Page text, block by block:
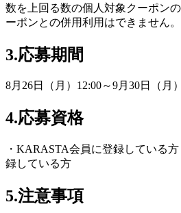
数を上回る数の個人対象クーポン
ーポンとの併用利用はできません。
3.応募期間
8月26日（月）12:00～9月30日（月
4.応募資格
・KARASTA会員に登録している
録している方
5.注意事項